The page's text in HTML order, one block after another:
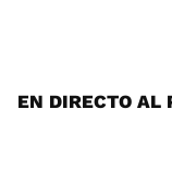
EN DIRECTO AL